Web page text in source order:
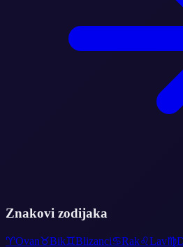
Znakovi zodijaka
♈Ovan♉Bik♊Blizanci♋Rak♌Lav♍